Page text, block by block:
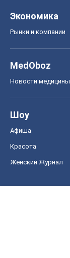
Экономика
Рынки и компании
MedOboz
Новости медицины
Шоу
Афиша
Красота
Женский Журнал